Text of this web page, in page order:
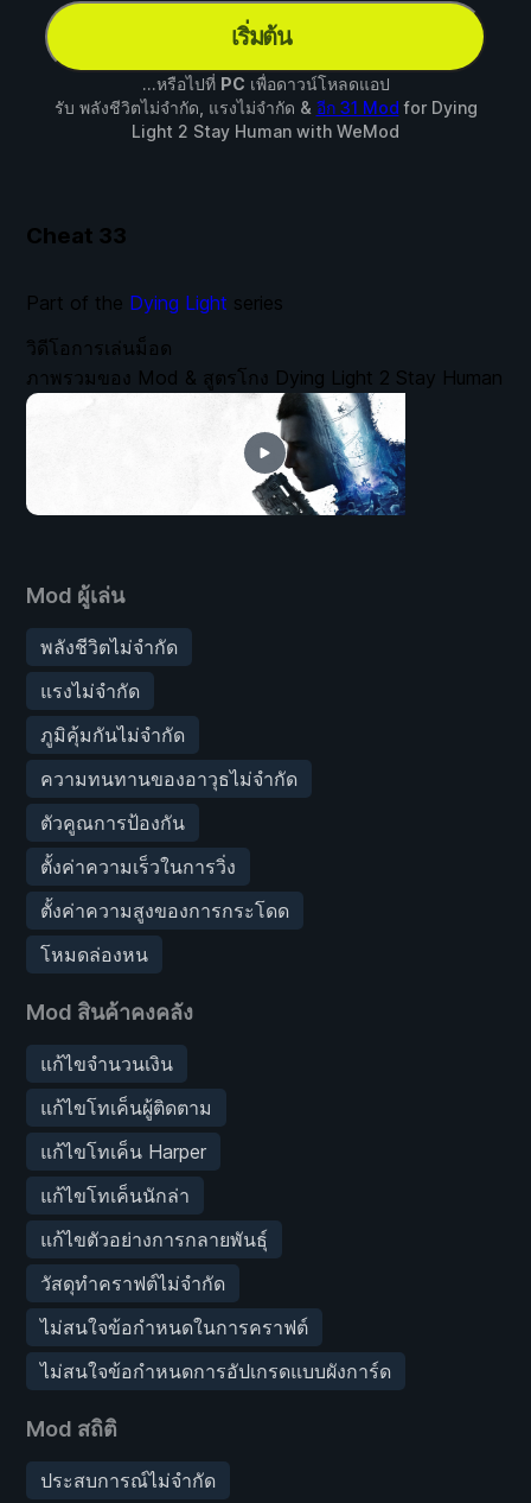
เริ่มต้น
...หรือไปที่ PC เพื่อดาวน์โหลดแอป
รับ พลังชีวิตไม่จำกัด, แรงไม่จำกัด & อีก 31 Mod for Dying
Light 2 Stay Human with WeMod
Cheat 33
Mod ผู้เล่น
พลังชีวิตไม่จำกัด
แรงไม่จำกัด
ภูมิคุ้มกันไม่จำกัด
ความทนทานของอาวุธไม่จำกัด
ตัวคูณการป้องกัน
ตั้งค่าความเร็วในการวิ่ง
ตั้งค่าความสูงของการกระโดด
โหมดล่องหน
Mod สินค้าคงคลัง
แก้ไขจำนวนเงิน
แก้ไขโทเค็นผู้ติดตาม
แก้ไขโทเค็น Harper
แก้ไขโทเค็นนักล่า
แก้ไขตัวอย่างการกลายพันธุ์
วัสดุทำคราฟต์ไม่จำกัด
ไม่สนใจข้อกำหนดในการคราฟต์
ไม่สนใจข้อกำหนดการอัปเกรดแบบผังการ์ด
Mod สถิติ
ประสบการณ์ไม่จำกัด
วิดีโอการเล่นม็อด
ภาพรวมของ Mod & สูตรโกง Dying Light 2 Stay Human
Part of the Dying Light series